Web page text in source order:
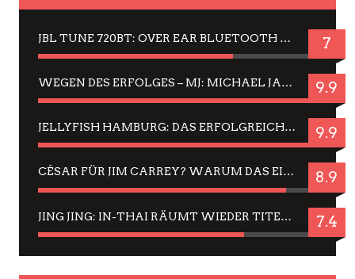
JBL TUNE 720BT: OVER EAR BLUETOOTH KOPFHÖRER UM DIE 50,-€ IM DAUER-TEST 7
WEGEN DES ERFOLGES – MJ: MICHAEL JACKSON MUSICAL IN EINER MATINEE SEHEN 9.9
JELLYFISH HAMBURG: DAS ERFOLGREICHE SOMMER-MENÜ 2025 IN GEFÜHLEN UND BILDERN 9.9
CÉSAR FÜR JIM CARREY? WARUM DAS EINER DER NERVIGSTEN ACTORS IST UND BLEIBT 8.9
JING JING: IN-THAI RÄUMT WIEDER TITEL AB – EIN ZWEI-STUNDEN-ERLEBNISBERICHT 7.4